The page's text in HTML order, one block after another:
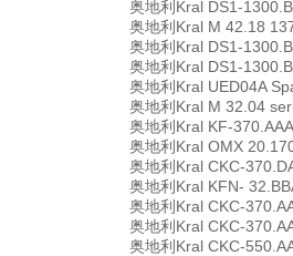
奥地利Kral DS1-
奥地利Kral M 42.18
奥地利Kral DS1-
奥地利Kral DS1-
奥地利Kral UED04A
奥地利Kral M 32.04
奥地利Kral KF-370.AAA
奥地利Kral OMX
奥地利Kral CKC-
奥地利Kral KFN-
奥地利Kral CKC-
奥地利Kral CKC-
奥地利Kral CKC-